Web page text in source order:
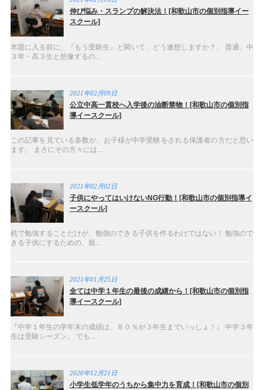
伸び悩み・スランプの解決法！[和歌山市の個別指導イー
スクール]
本題に入る前に、『もう受験生』と聞いて、どう連想しますか？。 普通、中
３年・高３生と想像するの...
2021年02月09日
公立中高一貫校へ入学後の油断禁物！[和歌山市の個別指
導イースクール]
この記事を見ている多数が、お子様が中学受験をされる保護者の方だと思い
ます。 まさにその方々には...
2021年02月02日
子供にやってはいけないNG行動！[和歌山市の個別指導イ
ースクール]
机で勉強することだけが、勉強のできる子供を作るわけではない！ 勉強ので
きる子供にするための、親...
2021年01月25日
全ては中学１年生の最後の成績から！[和歌山市の個別指
導イースクール]
『中学１年生の学年末の成績は、８０％が３年生までいっしょ！』 中学３年
生は受験シーズン。 でも...
2020年12月21日
小学生低学年のうちから集中力を育成！[和歌山市の個別